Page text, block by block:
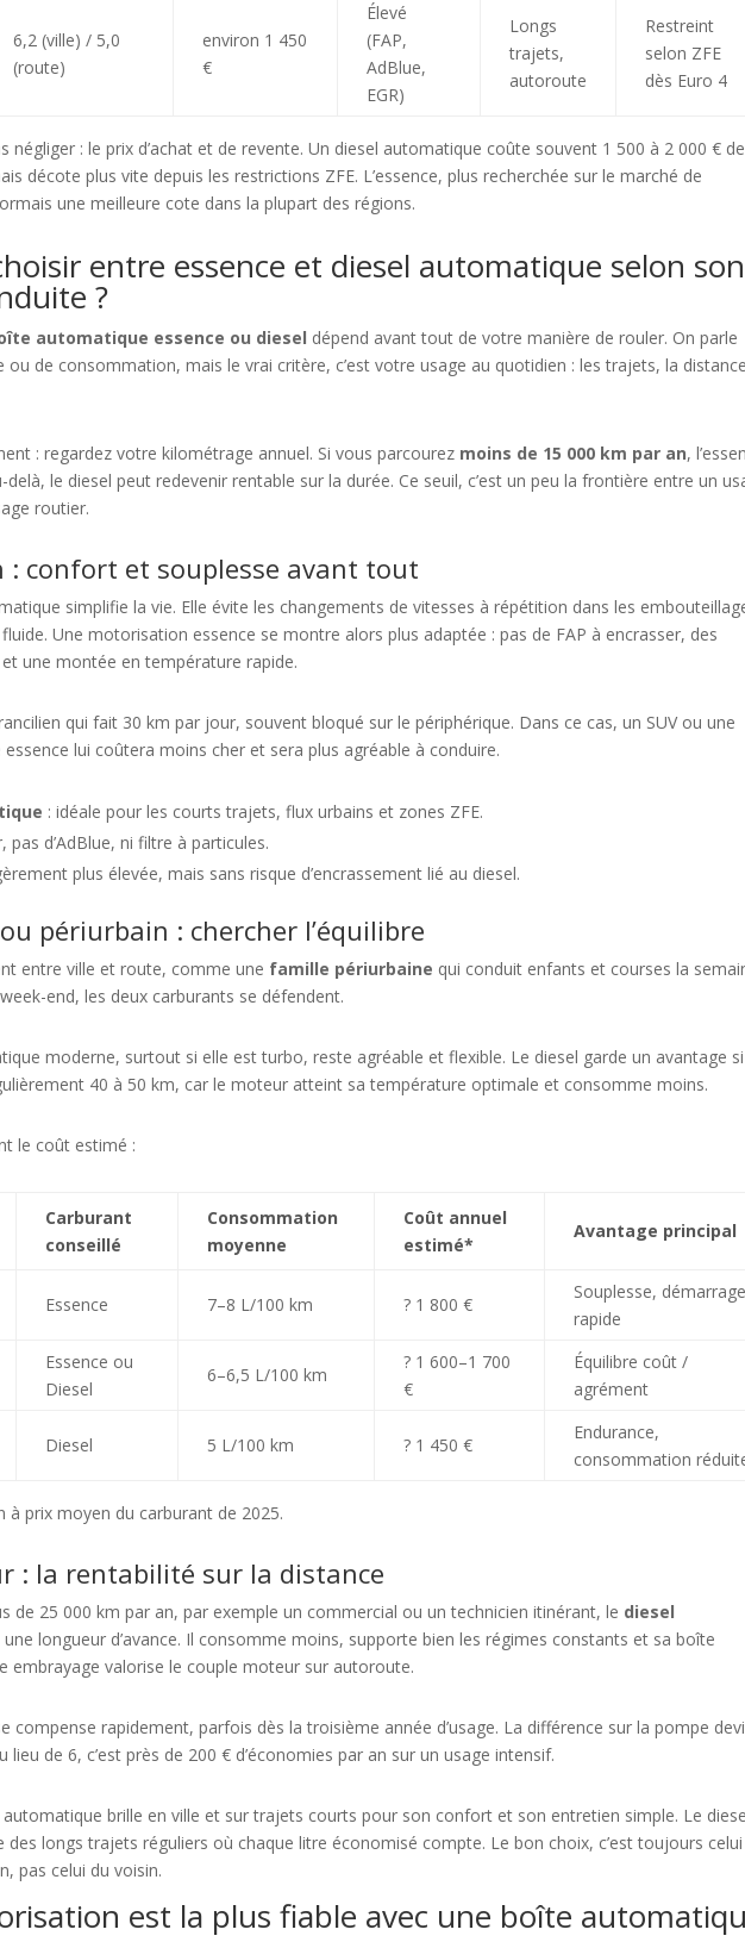
6,2 (ville) / 5,0
(route)
environ 1 450
€
Élevé
(FAP,
AdBlue,
EGR)
Longs
trajets,
autoroute
Restreint
selon ZFE
dès Euro 4
négliger : le prix d’achat et de revente. Un diesel automatique coûte souvent 1 500 à 2 000 € de
décote plus vite depuis les restrictions ZFE. L’essence, plus recherchée sur le marché de
une meilleure cote dans la plupart des régions.
entre essence et diesel automatique selon son
?
automatique essence ou diesel dépend avant tout de votre manière de rouler. On parle
ou de consommation, mais le vrai critère, c’est votre usage au quotidien : les trajets, la
: regardez votre kilométrage annuel. Si vous parcourez moins de 15 000 km par an,
delà, le diesel peut redevenir rentable sur la durée. Ce seuil, c’est un peu la frontière entre un
routier.
: confort et souplesse avant tout
simplifie la vie. Elle évite les changements de vitesses à répétition dans les
Une motorisation essence se montre alors plus adaptée : pas de FAP à encrasser, des
une montée en température rapide.
qui fait 30 km par jour, souvent bloqué sur le périphérique. Dans ce cas, un SUV ou une
lui coûtera moins cher et sera plus agréable à conduire.
: idéale pour les courts trajets, flux urbains et zones ZFE.
pas d’AdBlue, ni filtre à particules.
plus élevée, mais sans risque d’encrassement lié au diesel.
périurbain : chercher l’équilibre
entre ville et route, comme une famille périurbaine qui conduit enfants et courses la
end, les deux carburants se défendent.
moderne, surtout si elle est turbo, reste agréable et flexible. Le diesel garde un avantage
40 à 50 km, car le moteur atteint sa température optimale et consomme moins.
le coût estimé :
Carburant
conseillé
Consommation
moyenne
Coût annuel
estimé*
Avantage principal
Essence 7–8 L/100 km ? 1 800 €
Souplesse, démarrage
rapide
Essence ou
Diesel
6–6,5 L/100 km
? 1 600–1 700
€
Équilibre coût /
agrément
Diesel 5 L/100 km ? 1 450 €
Endurance,
consommation
à prix moyen du carburant de 2025.
: la rentabilité sur la distance
de 25 000 km par an, par exemple un commercial ou un technicien itinérant, le diesel
une longueur d’avance. Il consomme moins, supporte bien les régimes constants et sa boîte
embrayage valorise le couple moteur sur autoroute.
compense rapidement, parfois dès la troisième année d’usage. La différence sur la pompe
lieu de 6, c’est près de 200 € d’économies par an sur un usage intensif.
automatique brille en ville et sur trajets courts pour son confort et son entretien simple. Le
des longs trajets réguliers où chaque litre économisé compte. Le bon choix, c’est toujours celui
pas celui du voisin.
est la plus fiable avec une boîte